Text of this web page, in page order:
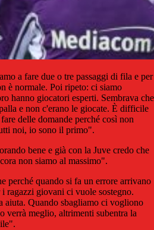
a fare due o tre passaggi di fila e per
è normale. Poi ripeto: ci siamo
hanno giocatori esperti. Sembrava che
e non c'erano le giocate. È difficile
delle domande perché così non
noi, io sono il primo".
bene e già con la Juve credo che
non siamo al massimo".
perché quando si fa un errore arrivano
ragazzi giovani ci vuole sostegno.
aiuta. Quando sbagliamo ci vogliono
verrà meglio, altrimenti subentra la